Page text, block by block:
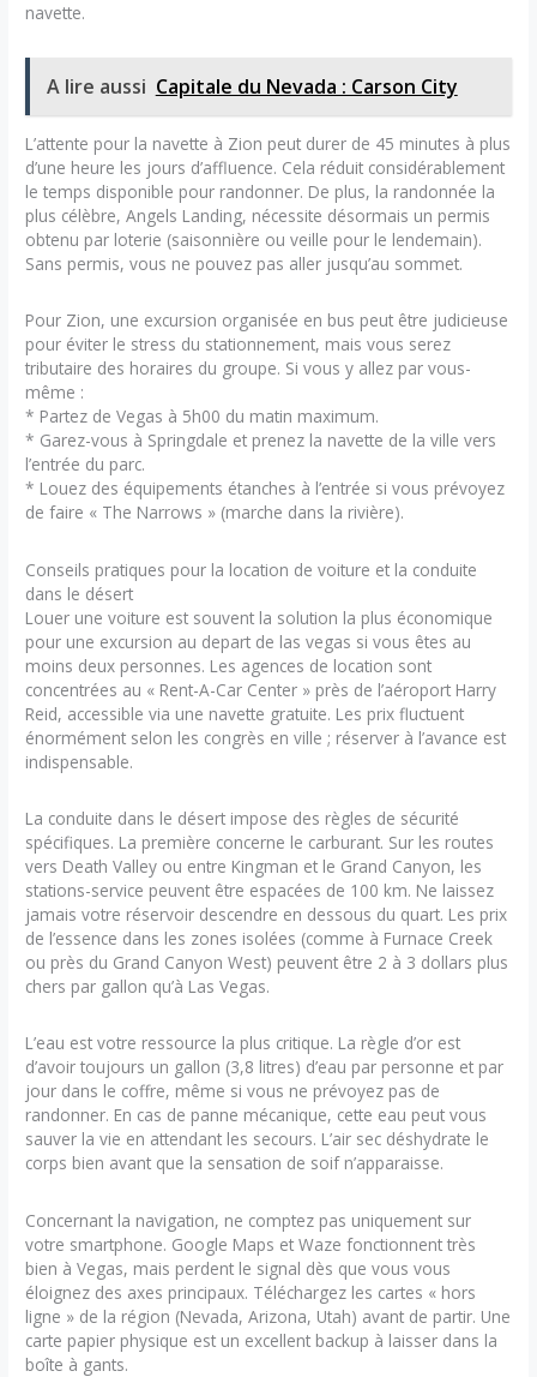
navette.
A lire aussi Capitale du Nevada : Carson City
L’attente pour la navette à Zion peut durer de 45 minutes à plus
d’une heure les jours d’affluence. Cela réduit considérablement
le temps disponible pour randonner. De plus, la randonnée la
plus célèbre, Angels Landing, nécessite désormais un permis
obtenu par loterie (saisonnière ou veille pour le lendemain).
Sans permis, vous ne pouvez pas aller jusqu’au sommet.
Pour Zion, une excursion organisée en bus peut être judicieuse
pour éviter le stress du stationnement, mais vous serez
tributaire des horaires du groupe. Si vous y allez par vous-
même :
* Partez de Vegas à 5h00 du matin maximum.
* Garez-vous à Springdale et prenez la navette de la ville vers
l’entrée du parc.
* Louez des équipements étanches à l’entrée si vous prévoyez
de faire « The Narrows » (marche dans la rivière).
Conseils pratiques pour la location de voiture et la conduite
dans le désert
Louer une voiture est souvent la solution la plus économique
pour une excursion au depart de las vegas si vous êtes au
moins deux personnes. Les agences de location sont
concentrées au « Rent-A-Car Center » près de l’aéroport Harry
Reid, accessible via une navette gratuite. Les prix fluctuent
énormément selon les congrès en ville ; réserver à l’avance est
indispensable.
La conduite dans le désert impose des règles de sécurité
spécifiques. La première concerne le carburant. Sur les routes
vers Death Valley ou entre Kingman et le Grand Canyon, les
stations-service peuvent être espacées de 100 km. Ne laissez
jamais votre réservoir descendre en dessous du quart. Les prix
de l’essence dans les zones isolées (comme à Furnace Creek
ou près du Grand Canyon West) peuvent être 2 à 3 dollars plus
chers par gallon qu’à Las Vegas.
L’eau est votre ressource la plus critique. La règle d’or est
d’avoir toujours un gallon (3,8 litres) d’eau par personne et par
jour dans le coffre, même si vous ne prévoyez pas de
randonner. En cas de panne mécanique, cette eau peut vous
sauver la vie en attendant les secours. L’air sec déshydrate le
corps bien avant que la sensation de soif n’apparaisse.
Concernant la navigation, ne comptez pas uniquement sur
votre smartphone. Google Maps et Waze fonctionnent très
bien à Vegas, mais perdent le signal dès que vous vous
éloignez des axes principaux. Téléchargez les cartes « hors
ligne » de la région (Nevada, Arizona, Utah) avant de partir. Une
carte papier physique est un excellent backup à laisser dans la
boîte à gants.